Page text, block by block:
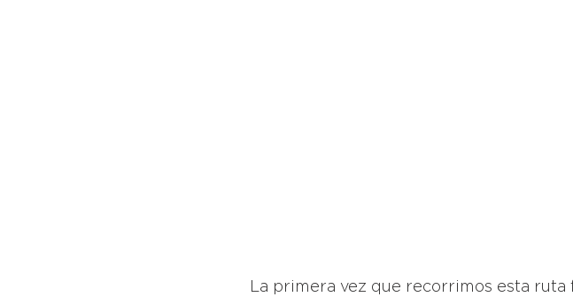
La primera vez que recorrimos esta